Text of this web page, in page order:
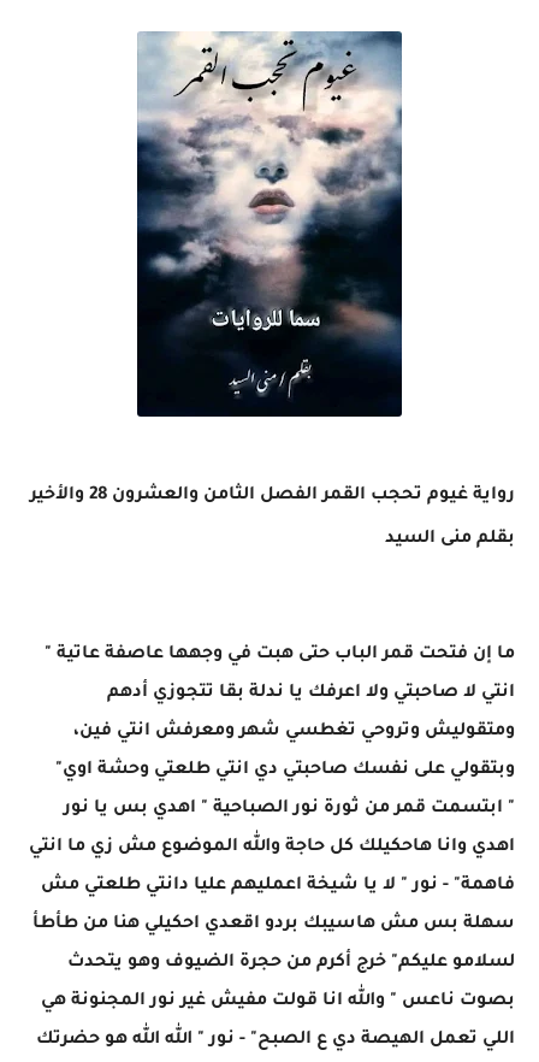
رواية غيوم تحجب القمر الفصل الثامن والعشرون 28 والأخير
بقلم منى السيد
ما إن فتحت قمر الباب حتى هبت في وجهها عاصفة عاتية "
انتي لا صاحبتي ولا اعرفك يا ندلة بقا تتجوزي أدهم
ومتقوليش وتروحي تغطسي شهر ومعرفش انتي فين،
وبتقولي على نفسك صاحبتي دي انتي طلعتي وحشة اوي"
" ابتسمت قمر من ثورة نور الصباحية " اهدي بس يا نور
اهدي وانا هاحكيلك كل حاجة والله الموضوع مش زي ما انتي
فاهمة" - نور " لا يا شيخة اعمليهم عليا دانتي طلعتي مش
سهلة بس مش هاسيبك بردو اقعدي احكيلي هنا من طأطأ
لسلامو عليكم" خرج أكرم من حجرة الضيوف وهو يتحدث
بصوت ناعس " والله انا قولت مفيش غير نور المجنونة هي
اللي تعمل الهيصة دي ع الصبح" - نور " الله الله هو حضرتك